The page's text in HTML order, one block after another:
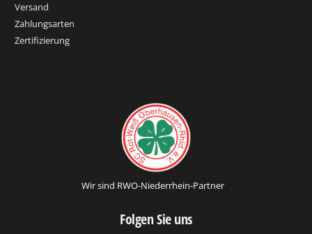
Versand
Zahlungsarten
Zertifizierung
Wir sind RWO-Niederrhein-Partner
Folgen Sie uns